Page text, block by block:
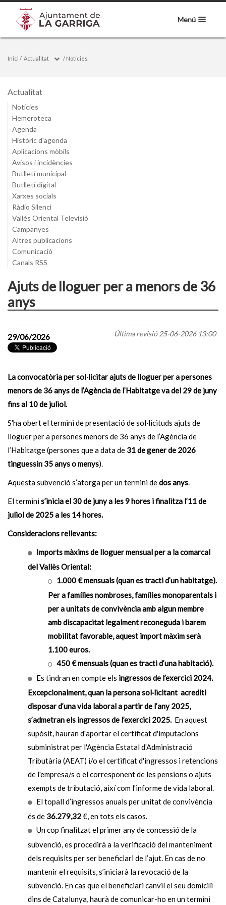
Menú
Inici / Actualitat / Notícies
Actualitat
Notícies
Hemeroteca
Agenda
Històric d'agenda
Aplicacions mòbils
Avisos i incidències
Butlletí municipal
Butlletí digital
Xarxes socials
Ràdio Silenci
Vallès Oriental Televisió
Campanyes
Altres publicacions
Comunicació
Canals RSS
Ajuts de lloguer per a menors de 36
anys
Última revisió25-06-2026 13:00
29/06/2026
La convocatòria per sol·licitar ajuts de lloguer per a persones
menors de 36 anys de l’Agència de l’Habitatge va del 29 de juny
fins al 10 de juliol.
S'ha obert el termini de presentació de sol·licituds ajuts de
lloguer per a persones menors de 36 anys de l’Agència de
l’Habitatge (persones que a data de 31 de gener de 2026
tinguessin 35 anys o menys).
Aquesta subvenció s’atorga per un termini dedos anys.
El terminis’inicia el 30 de juny a les 9 hores i finalitza l’11 de
juliol de 2025 a les 14 hores.
Consideracions rellevants:
Imports màxims de lloguer mensual per a la comarcal
del Vallès Oriental:
1.000 € mensuals (quan es tracti d’un habitatge).
Per a famílies nombroses, famílies monoparentals i
per a unitats de convivència amb algun membre
amb discapacitat legalment reconeguda i barem
mobilitat favorable, aquest import màxim serà
1.100 euros.
450 € mensuals (quan es tracti d’una habitació).
Es tindran en compte els ingressos de l’exercici 2024.
Excepcionalment, quan la persona sol·licitant acrediti
disposar d’una vida laboral a partir de l’any 2025,
s’admetran els ingressos de l’exercici 2025. En aquest
supòsit, hauran d'aportar el certificat d'imputacions
subministrat per l'Agència Estatal d'Administració
Tributària (AEAT) i/o el certificat d'ingressos i retencions
de l'empresa/s o el corresponent de les pensions o ajuts
exempts de tributació, així com l'informe de vida laboral.
El topall d’ingressos anuals per unitat de convivència
és de 36.279,32€, en tots els casos.
Un cop finalitzat el primer any de concessió de la
subvenció, es procedirà a la verificació del manteniment
dels requisits per ser beneficiari de l’ajut. En cas de no
mantenir el requisits, s’iniciarà la revocació de la
subvenció. En cas que el beneficiari canvií el seu domicili
dins de Catalunya, haurà de comunicar-ho en un termini